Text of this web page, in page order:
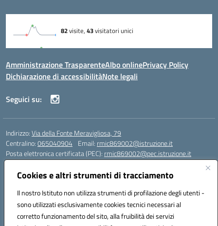
Cookies e altri strumenti di tracciamento
Il nostro Istituto non utilizza strumenti di profilazione degli utenti -
sono utilizzati esclusivamente cookies tecnici necessari al
corretto funzionamento del sito, alla fruibilità dei servizi
Amministrazione TrasparenteAlbo onlinePrivacy Policy
Dichiarazione di accessibilitàNote legali
Seguici su:
Indirizzo:Via della Fonte Meravigliosa, 79
Centralino:065040904 Email: rmic869002@istruzione.it
Posta elettronica certificata (PEC): rmic869002@pec.istruzione.it
Codice fiscale: 97197090588
Codice meccanografico: RMIC869002
Codice Indice delle Pubbliche Amministrazioni (IPA): istsc_rmic869002
Codice unico di fatturazione (CUF): UFRHFP
Iban dell’Istituto comprensivo presso Banca Intesa San Paolo: